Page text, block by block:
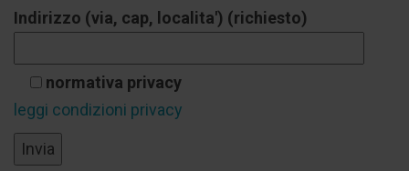
Indirizzo (via, cap, localita') (richiesto)
normativa privacy
leggi condizioni privacy